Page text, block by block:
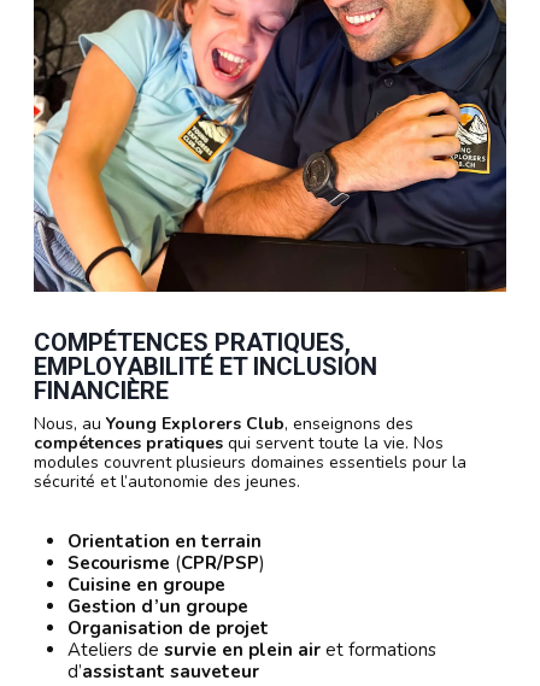
COMPÉTENCES PRATIQUES,
EMPLOYABILITÉ ET INCLUSION
FINANCIÈRE
Nous, au Young Explorers Club, enseignons des
compétences pratiques qui servent toute la vie. Nos
modules couvrent plusieurs domaines essentiels pour la
sécurité et l’autonomie des jeunes.
Orientation en terrain
Secourisme (CPR/PSP)
Cuisine en groupe
Gestion d’un groupe
Organisation de projet
Ateliers de survie en plein air et formations
d’assistant sauveteur